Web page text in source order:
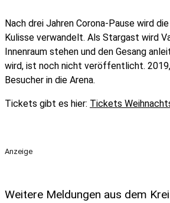
Nach drei Jahren Corona-Pause wird
Kulisse verwandelt. Als Stargast wird
Innenraum stehen und den Gesang
wird, ist noch nicht veröffentlicht.
Besucher in die Arena.
Tickets gibt es hier: Tickets
Anzeige
Weitere Meldungen aus dem